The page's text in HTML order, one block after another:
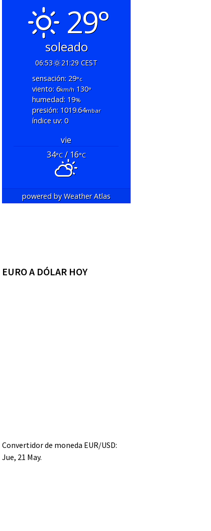
29°
soleado
06:53
21:29 CEST
sensación: 29°c
viento: 6km/h130°
humedad: 19%
presión: 1019.64mbar
índice uv: 0
vie
34°C/ 16°C
powered byWeather Atlas
EURO A DÓLAR HOY
Convertidor de moneda EUR/USD:
Jue, 21 May.